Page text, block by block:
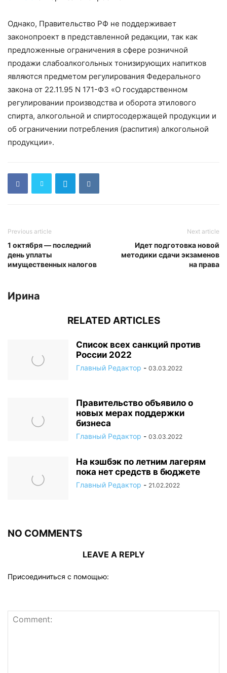
Однако, Правительство РФ не поддерживает
законопроект в представленной редакции, так как
предложенные ограничения в сфере розничной
продажи слабоалкогольных тонизирующих напитков
являются предметом регулирования Федерального
закона от 22.11.95 N 171-ФЗ «О государственном
регулировании производства и оборота этилового
спирта, алкогольной и спиртосодержащей продукции и
об ограничении потребления (распития) алкогольной
продукции».
Previous article
1 октября — последний
день уплаты
имущественных налогов
Next article
Идет подготовка новой
методики сдачи экзаменов
на права
Ирина
RELATED ARTICLES
Список всех санкций против
России 2022
Главный Редактор - 03.03.2022
Правительство объявило о
новых мерах поддержки
бизнеса
Главный Редактор - 03.03.2022
На кэшбэк по летним лагерям
пока нет средств в бюджете
Главный Редактор - 21.02.2022
NO COMMENTS
LEAVE A REPLY
Присоединиться с помощью: